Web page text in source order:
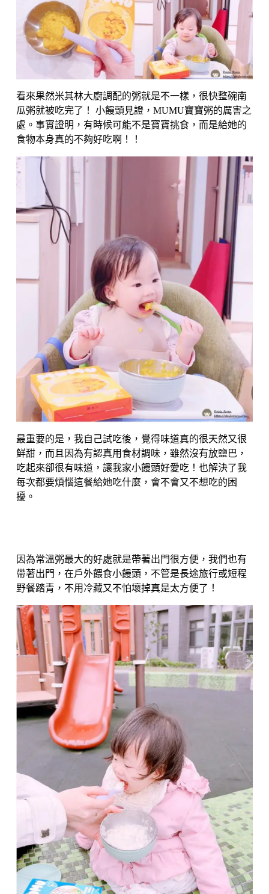
看來果然米其林大廚調配的粥就是不一樣，很快整碗南
瓜粥就被吃完了！ 小饅頭見證，MUMU寶寶粥的厲害之
處。事實證明，有時候可能不是寶寶挑食，而是給她的
食物本身真的不夠好吃啊！！
最重要的是，我自己試吃後，覺得味道真的很天然又很
鮮甜，而且因為有認真用食材調味，雖然沒有放鹽巴，
吃起來卻很有味道，讓我家小饅頭好愛吃！也解決了我
每次都要煩惱這餐給她吃什麼，會不會又不想吃的困
擾。
因為常溫粥最大的好處就是帶著出門很方便，我們也有
帶著出門，在戶外餵食小饅頭，不管是長途旅行或短程
野餐踏青，不用冷藏又不怕壞掉真是太方便了！